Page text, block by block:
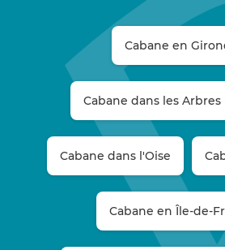
Cabane en
Cabane dans les Arbres
Cabane dans l'Oise
Cabane en Île-de-